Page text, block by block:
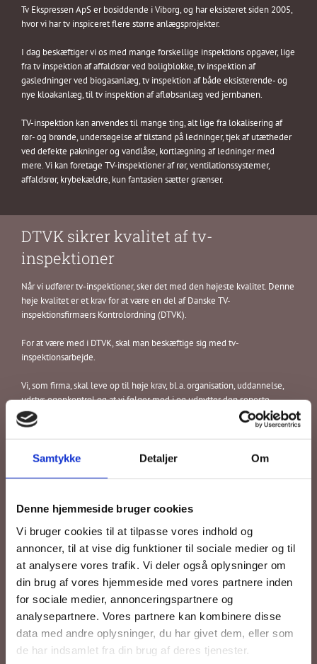
Samtykke Detaljer Om
Denne hjemmeside bruger cookies
Vi bruger cookies til at tilpasse vores indhold og
annoncer, til at vise dig funktioner til sociale medier og til
at analysere vores trafik. Vi deler også oplysninger om
din brug af vores hjemmeside med vores partnere inden
for sociale medier, annonceringspartnere og
analysepartnere. Vores partnere kan kombinere disse
data med andre oplysninger, du har givet dem, eller som
de har indsamlet fra din brug af deres tjenester.
Tv Ekspressen ApS er bosiddende i Viborg, og har eksisteret siden 2005,
hvor vi har tv inspiceret flere større anlægsprojekter.
I dag beskæftiger vi os med mange forskellige inspektions opgaver, lige
fra tv inspektion af affaldsrør ved boligblokke, tv inspektion af
gasledninger ved biogasanlæg, tv inspektion af både eksisterende- og
nye kloakanlæg, til tv inspektion af afløbsanlæg ved jernbanen.
TV-inspektion kan anvendes til mange ting, alt lige fra lokalisering af
rør- og brønde, undersøgelse af tilstand på ledninger, tjek af utætheder
ved defekte pakninger og vandlåse, kortlægning af ledninger med
mere. Vi kan foretage TV-inspektioner af rør, ventilationssystemer,
affaldsrør, krybekældre, kun fantasien sætter grænser.
DTVK sikrer kvalitet af tv-
inspektioner
Når vi udfører tv-inspektioner, sker det med den højeste kvalitet. Denne
høje kvalitet er et krav for at være en del af Danske TV-
inspektionsfirmaers Kontrolordning (DTVK).
For at være med i DTVK, skal man beskæftige sig med tv-
inspektionsarbejde.
Vi, som firma, skal leve op til høje krav, bl.a. organisation, uddannelse,
udstyr, egenkontrol og at vi følger med i og udnytter den seneste
teknologiske udvikling
Når man vælger os med certificering fra DTVK, får man:
Løbende efteruddannelse af TV-operatører mindst hvert 5. år
Løbende kontrol af firmaernes TV-produktion
Kunden får besked, hvis kontrollen afslører graverende fejl
Mulighed for forespørgsel vedrørende kvalitet
Mulighed for at klage over dårlig kvalitet
Medlemsfirmaer er velorganiserede
DTVK er en veletableret kontrolordning.
Ved inspektion, benyttes fotomanual definitioner, så der er en ensformig
formulering og man ved hvad der snakkes om.